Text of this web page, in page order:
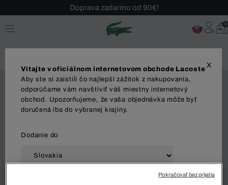
Doprava zadarmo od 90€!
Sezónny výpredaj až -40 %!
Bezplatné vrátenie!
0
X
Vitajte v oficiálnom internetovom obchode Lacoste
Aby ste si zaistili čo najlepší zážitok z nakupovania,
odporúčame vám navštíviť váš miestny internetový
obchod. Upozorňujeme, že vaša objednávka môže byť
doručená iba do vybranej krajiny.
Dodanie do
Pokračovať bez prijatia